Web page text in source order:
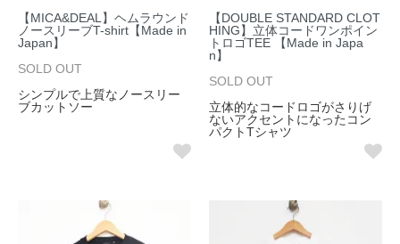
【MICA&DEAL】ヘムラウンド
ノースリーブT-shirt【Made in
Japan】
SOLD OUT
シンプルで上質なノースリー
ブカットソー
【DOUBLE STANDARD CLOT
HING】立体コードワンポイン
トロゴTEE 【Made in Japa
n】
SOLD OUT
立体的なコードロゴがさりげ
ないアクセントになったコン
パクトTシャツ